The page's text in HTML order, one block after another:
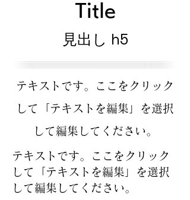
Title
見出し h5
テキストです。ここをクリック
して「テキストを編集」を選択
して編集してください。
テキストです。ここをクリック
して「テキストを編集」を選択
して編集してください。